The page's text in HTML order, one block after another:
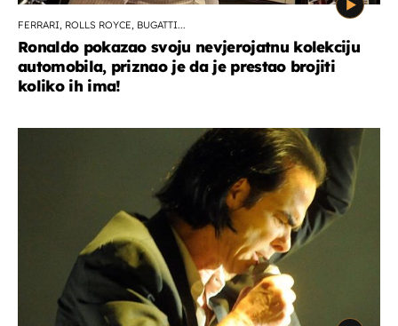
FERRARI, ROLLS ROYCE, BUGATTI...
Ronaldo pokazao svoju nevjerojatnu kolekciju
automobila, priznao je da je prestao brojiti
koliko ih ima!